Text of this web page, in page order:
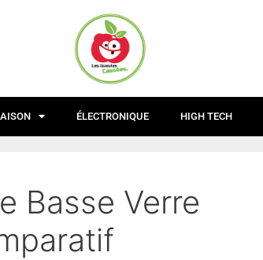
ÉLECTRONIQUE HIGH TECH
Basse Verre